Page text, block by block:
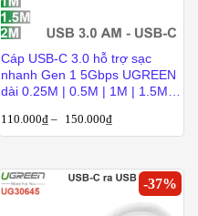
Cáp USB-C 3.0 hỗ trợ sạc
nhanh Gen 1 5Gbps UGREEN
dài 0.25M | 0.5M | 1M | 1.5M |
110.000₫ – 150.000₫
-37%